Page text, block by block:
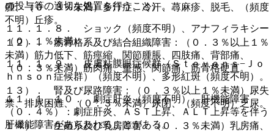
腫、（０．３％未満）多汗症、冷汗、蕁麻疹、脱毛、（頻度
不明）丘疹。
１２）． 筋骨格系及び結合組織障害：（０．３％以上１％
未満）筋力低下、筋痙縮、関節腫脹、四肢痛、背部痛、
（０．３％未満）筋肉痛、重感、関節痛、筋骨格硬直。
１３）． 腎及び尿路障害：（０．３％以上１％未満）尿失
禁、排尿困難、（０．３％未満）尿閉、（頻度不明）乏尿。
１４）． 生殖系及び乳房障害：（０．３％未満）乳房痛、
の投与等の適切な処置を行うこと）。
１１．１．８． ショック（頻度不明）、アナフィラキシー
（０．１％未満）。
１１．１．９． 皮膚粘膜眼症候群（Ｓｔｅｖｅｎｓ−Ｊｏ
ｈｎｓｏｎ症候群）（頻度不明）、多形紅斑（頻度不明）。
１１．１．１０． 劇症肝炎（頻度不明）、肝機能障害
（０．４％）：劇症肝炎、ＡＳＴ上昇、ＡＬＴ上昇等を伴う
肝機能障害があらわれることがある。